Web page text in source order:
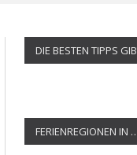
DIE BESTEN TIPPS
FERIENREGIONEN IN